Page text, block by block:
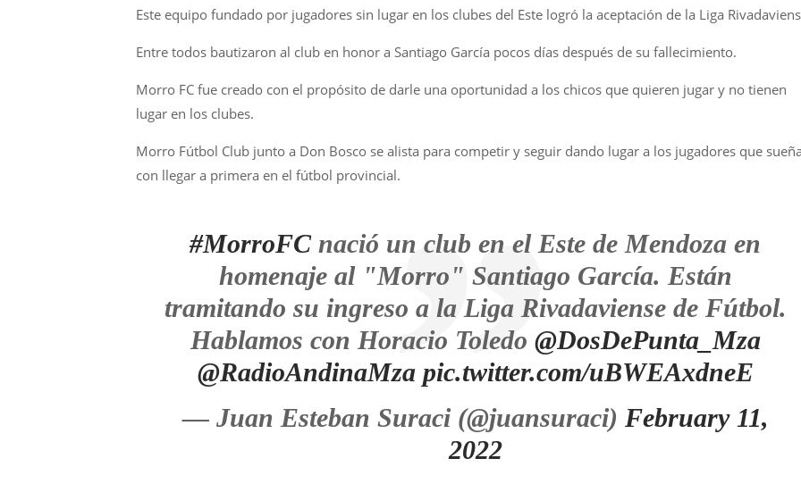
Este equipo fundado por jugadores sin lugar en los clubes del Este logró la aceptación de la Liga
Entre todos bautizaron al club en honor a Santiago García pocos días después de su fallecimiento.
Morro FC fue creado con el propósito de darle una oportunidad a los chicos que quieren jugar y no tienen
lugar en los clubes.
Morro Fútbol Club junto a Don Bosco se alista para competir y seguir dando lugar a los jugadores que
con llegar a primera en el fútbol provincial.
#MorroFCnació un club en el Este de Mendoza en
homenaje al "Morro" Santiago García. Están
tramitando su ingreso a la Liga Rivadaviense de Fútbol.
Hablamos con Horacio Toledo @DosDePunta_Mza
@RadioAndinaMza pic.twitter.com/uBWEAxdneE
— Juan Esteban Suraci (@juansuraci) February 11,
2022